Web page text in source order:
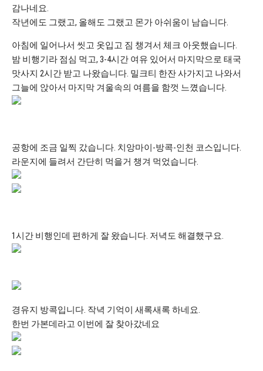
감나네요.
작년에도 그랬고, 올해도 그랬고 몬가 아쉬움이 남습니다.
아침에 일어나서 씻고 옷입고 짐 챙겨서 체크 아웃했습니다.
밤 비행기라 점심 먹고, 3-4시간 여유 있어서 마지막으로 태국
맛사지 2시간 받고 나왔습니다. 밀크티 한잔 사가지고 나와서
그늘에 앉아서 마지막 겨울속의 여름을 함껏 느꼈습니다.
공항에 조금 일찍 갔습니다. 치앙마이-방콕-인천 코스입니다.
라운지에 들려서 간단히 먹을거 챙겨 먹었습니다.
1시간 비행인데 편하게 잘 왔습니다. 저녁도 해결했구요.
경유지 방콕입니다. 작녁 기억이 새록새록 하네요.
한번 가본데라고 이번에 잘 찾아갔네요